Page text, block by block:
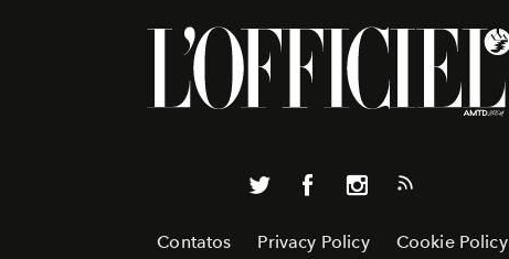
Contatos Privacy Policy Cookie Policy